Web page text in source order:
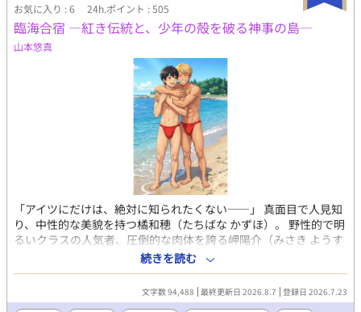
お気に入り : 6 24h.ポイント : 505
臨海合宿 ―紅き伝統と、少年の殻を破る神事の島―
山本悠真
「アイツにだけは、絶対に知られたくない――」 真面目で人見知
り、中性的な美貌を持つ橘和穂（たちばな かずほ）。 野性的で明
るいクラスの人気者、圧倒的な肉体を誇る岬陽介（みさき ようす
け）。 三歳の頃からの幼馴染であり、水泳部でも共に切磋琢磨す
る二人は、距離感バク。 しかし、その胸の奥には、互いに隠し続
けた「歪な独占欲」と「切実な片想い」があった。 二人が通う私
立海濤高校。そこには100年以上、決して口外することを許され
続きを読む
文字数 94,488 最終更新日 2026.8.7 登録日 2026.7.23